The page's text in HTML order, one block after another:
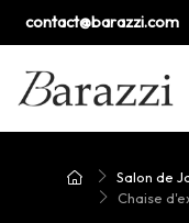
contact@barazzi.com
Salon de
Chaise